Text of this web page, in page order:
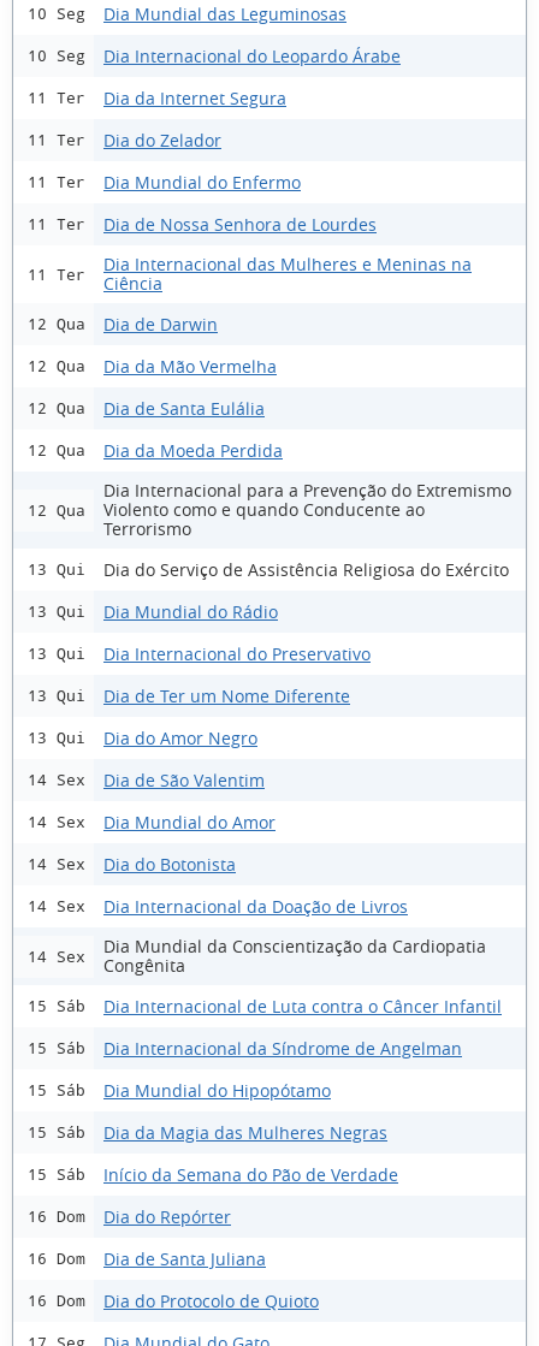
10 Seg Dia Mundial das Leguminosas
10 Seg Dia Internacional do Leopardo Árabe
11 Ter Dia da Internet Segura
11 Ter Dia do Zelador
11 Ter Dia Mundial do Enfermo
11 Ter Dia de Nossa Senhora de Lourdes
11 Ter
Dia Internacional das Mulheres e Meninas na
Ciência
12 Qua Dia de Darwin
12 Qua Dia da Mão Vermelha
12 Qua Dia de Santa Eulália
12 Qua Dia da Moeda Perdida
12 Qua
Dia Internacional para a Prevenção do Extremismo
Violento como e quando Conducente ao
Terrorismo
13 Qui Dia do Serviço de Assistência Religiosa do Exército
13 Qui Dia Mundial do Rádio
13 Qui Dia Internacional do Preservativo
13 Qui Dia de Ter um Nome Diferente
13 Qui Dia do Amor Negro
14 Sex Dia de São Valentim
14 Sex Dia Mundial do Amor
14 Sex Dia do Botonista
14 Sex Dia Internacional da Doação de Livros
14 Sex
Dia Mundial da Conscientização da Cardiopatia
Congênita
15 Sáb Dia Internacional de Luta contra o Câncer Infantil
15 Sáb Dia Internacional da Síndrome de Angelman
15 Sáb Dia Mundial do Hipopótamo
15 Sáb Dia da Magia das Mulheres Negras
15 Sáb Início da Semana do Pão de Verdade
16 Dom Dia do Repórter
16 Dom Dia de Santa Juliana
16 Dom Dia do Protocolo de Quioto